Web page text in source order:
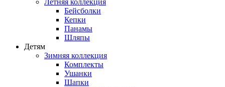
Летняя коллекция
Бейсболки
Кепки
Панамы
Шляпы
Детям
Зимняя коллекция
Комплекты
Ушанки
Шапки